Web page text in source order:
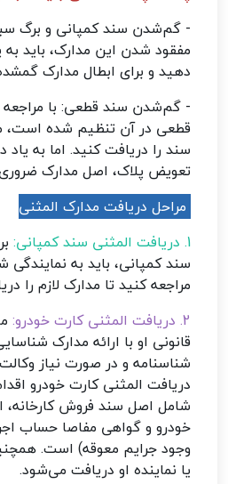
- گم‌شدن سند کمپانی و برگ
مفقود شدن این مدارک، باید
دهید و برای ابطال مدارک
- گم‌شدن سند قطعی: با مراجعه
قطعی در آن تنظیم شده است،
سند را دریافت کنید. اما به
تعویض پلاک، اصل مدارک
مراحل دریافت مدارک المثنی
1. دریافت المثنی سند کمپانی:
سند کمپانی، باید به
مراجعه کنید تا مدارک لازم را
2. دریافت المثنی کارت خودرو:
قانونی او با ارائه مدارک
شناسنامه و در صورت نیاز
دریافت المثنی کارت خودرو
شامل اصل سند فروش
خودرو و گواهی مفاصا حساب
وجود جرایم معوقه) است.
یا نماینده او دریافت می‌شود.